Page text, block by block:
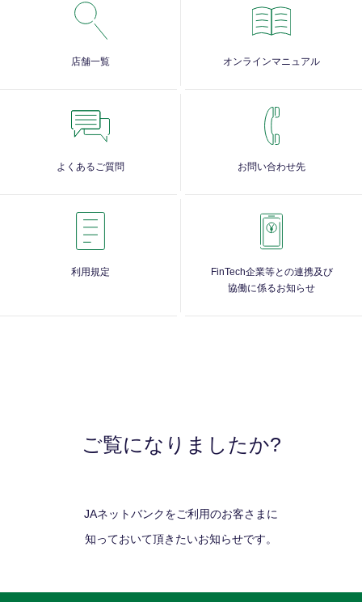
店舗一覧 オンラインマニュアル
よくあるご質問 お問い合わせ先
利用規定
FinTech企業等との連携及び
協働に係るお知らせ
ご覧になりましたか?
JAネットバンクをご利用のお客さまに
知っておいて頂きたいお知らせです。